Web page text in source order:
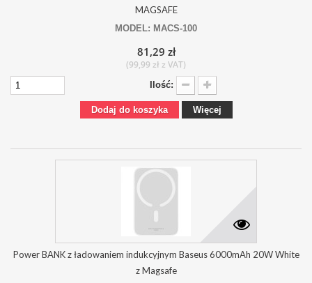
MAGSAFE
MODEL: MACS-100
81,29 zł
(99,99 zł z VAT)
Ilość:
Dodaj do koszyka Więcej
Power BANK z ładowaniem indukcyjnym Baseus 6000mAh 20W White
z Magsafe